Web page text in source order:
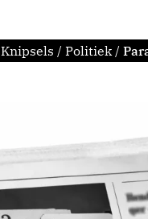
Knipsels / Politiek /